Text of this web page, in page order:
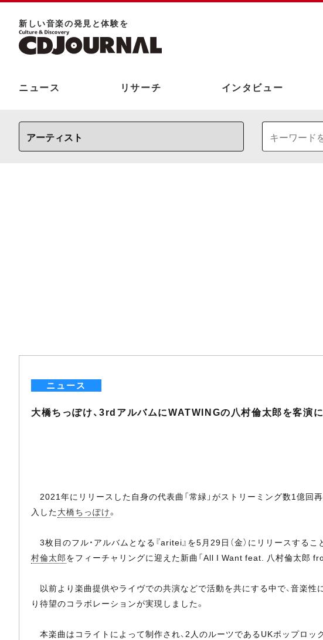
新しい⾳楽の発⾒と体験を
ニュース リサーチ インタビュー
ニュース
大橋ちっぽけ、3rdアルバムにWATWINGの八村倫太郎を客
2021年にリリースした自身の代表曲「常緑」がストリーミング数1億回
入した大橋ちっぽけ。
3枚目のフル・アルバムとなる『aritei』を5月29日（金）にリリースする
村倫太郎をフィーチャリングに迎えた新曲「All I Want feat. 八村倫太郎
以前より楽曲提供やライヴでの共演などで活動を共にする中で、音楽
り待望のコラボレーションが実現しました。
本楽曲はコライトによって制作され、2人のルーツであるUKポップロッ